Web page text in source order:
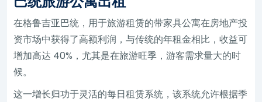
在格鲁吉亚巴统，用于旅游租赁的带家具公寓在房地产投
资市场中获得了高额利润，与传统的年租金相比，收益可
增加高达 40%，尤其是在旅游旺季，游客需求量大的时
候。
这一增长归功于灵活的每日租赁系统，该系统允许根据季